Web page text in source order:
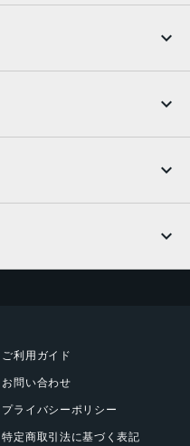
Android
ご利用ガイド
お問い合わせ
プライバシーポリシー
特定商取引法に基づく表記